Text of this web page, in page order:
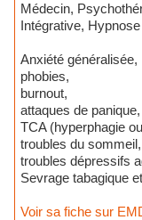
Médecin, Psychothérapeute, Praticienne en EMDR
Intégrative,
Anxiété généralisée,
phobies,
burnout,
attaques de panique,
TCA (hyperphagie
troubles du sommeil,
troubles dépressifs
Sevrage tabagique
Voir sa fiche sur